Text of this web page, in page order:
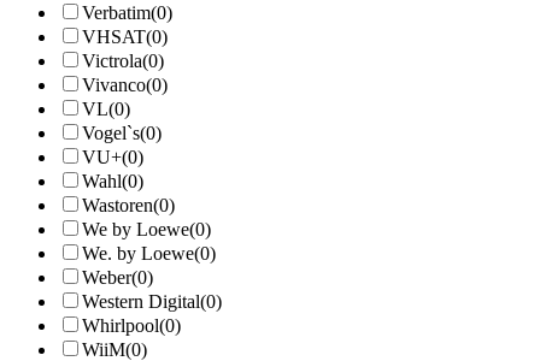
Verbatim(0)
VHSAT(0)
Victrola(0)
Vivanco(0)
VL(0)
Vogel`s(0)
VU+(0)
Wahl(0)
Wastoren(0)
We by Loewe(0)
We. by Loewe(0)
Weber(0)
Western Digital(0)
Whirlpool(0)
WiiM(0)